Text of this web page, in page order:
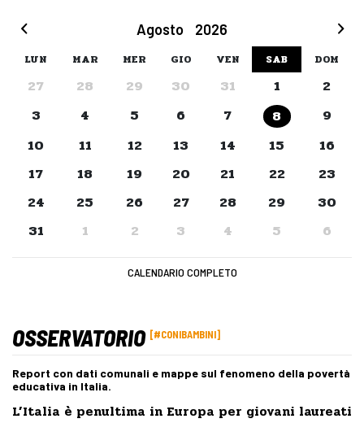
Agosto 2026
LUN MAR MER GIO VEN SAB DOM
27 28 29 30 31 1
2
3
4 5 6 7 8
9
10
11 12 13 14 15
16
17
18 19 20 21 22
23
24
25 26 27 28 29
30
31
1 2 3 4 5 6
CALENDARIO COMPLETO
OSSERVATORIO #CONIBAMBINI
Report con dati comunali e mappe sul fenomeno della povertà
educativa in Italia.
L’Italia è penultima in Europa per giovani laureati